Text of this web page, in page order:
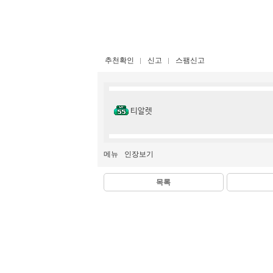
추천확인 신고 스팸신고
티알렛
메뉴 인장보기
목록